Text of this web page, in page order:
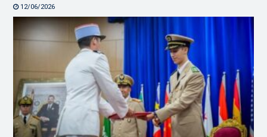
12/06/2026